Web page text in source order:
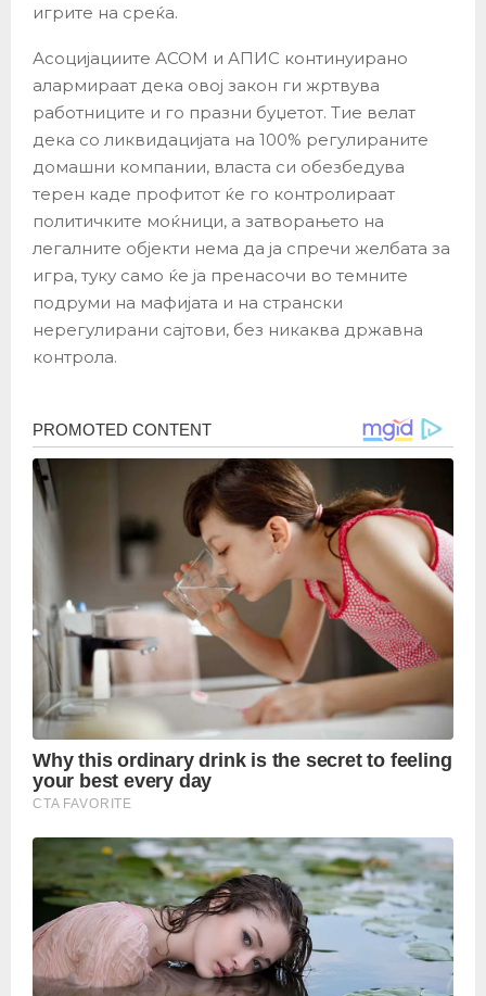
игрите на среќа.
Асоцијациите АСОМ и АПИС континуирано
алармираат дека овој закон ги жртвува
работниците и го празни буџетот. Тие велат
дека со ликвидацијата на 100% регулираните
домашни компании, власта си обезбедува
терен каде профитот ќе го контролираат
политичките моќници, а затворањето на
легалните објекти нема да ја спречи желбата за
игра, туку само ќе ја пренасочи во темните
подруми на мафијата и на странски
нерегулирани сајтови, без никаква државна
контрола.